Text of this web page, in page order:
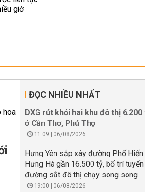
ĐỌC NHIỀU NHẤT
DXG rút khỏi hai khu đô thị 6.200
ở Cần Thơ, Phú Thọ
11:09 | 06/08/2026
Hưng Yên sắp xây đường Phố Hiến
Hưng Hà gần 16.500 tỷ, bố trí tuyến
đường sắt đô thị chạy song song
19:00 | 06/08/2026